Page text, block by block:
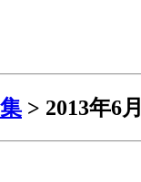
> 2013年6